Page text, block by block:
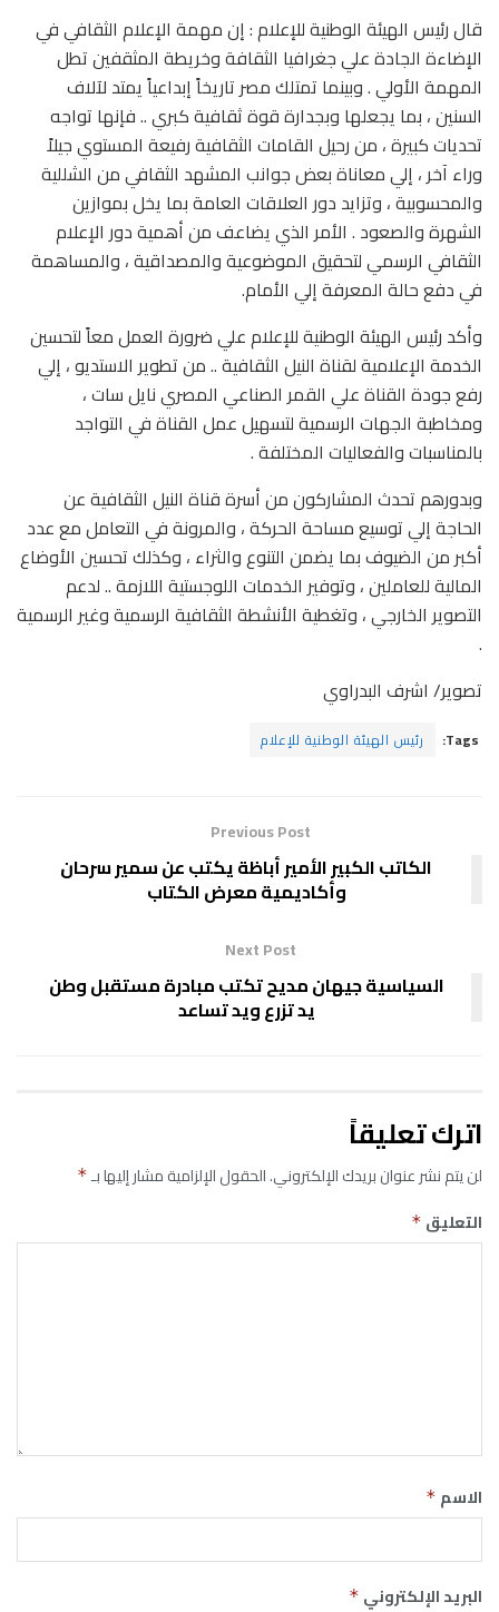
قال رئيس الهيئة الوطنية للإعلام : إن مهمة الإعلام الثقافي في
الإضاءة الجادة علي جغرافيا الثقافة وخريطة المثقفين تطل
المهمة الأولي . وبينما تمتلك مصر تاريخاً إبداعياً يمتد لآلاف
السنين ، بما يجعلها وبجدارة قوة ثقافية كبري .. فإنها تواجه
تحديات كبيرة ، من رحيل القامات الثقافية رفيعة المستوي جيلاً
وراء آخر ، إلي معاناة بعض جوانب المشهد الثقافي من الشللية
والمحسوبية ، وتزايد دور العلاقات العامة بما يخل بموازين
الشهرة والصعود . الأمر الذي يضاعف من أهمية دور الإعلام
الثقافي الرسمي لتحقيق الموضوعية والمصداقية ، والمساهمة
في دفع حالة المعرفة إلي الأمام.
وأكد رئيس الهيئة الوطنية للإعلام علي ضرورة العمل معاً لتحسين
الخدمة الإعلامية لقناة النيل الثقافية .. من تطوير الاستديو ، إلي
رفع جودة القناة علي القمر الصناعي المصري نايل سات ،
ومخاطبة الجهات الرسمية لتسهيل عمل القناة في التواجد
بالمناسبات والفعاليات المختلفة .
وبدورهم تحدث المشاركون من أسرة قناة النيل الثقافية عن
الحاجة إلي توسيع مساحة الحركة ، والمرونة في التعامل مع عدد
أكبر من الضيوف بما يضمن التنوع والثراء ، وكذلك تحسين الأوضاع
المالية للعاملين ، وتوفير الخدمات اللوجستية اللازمة .. لدعم
التصوير الخارجي ، وتغطية الأنشطة الثقافية الرسمية وغير الرسمية
.
تصوير/ اشرف البدراوي
Tags: رئيس الهيئة الوطنية للإعلام
Previous Post
الكاتب الكبير الأمير أباظة يكتب عن سمير سرحان
وأكاديمية معرض الكتاب
Next Post
السياسية جيهان مديح تكتب مبادرة مستقبل وطن
يد تزرع ويد تساعد
اترك تعليقاً
لن يتم نشر عنوان بريدك الإلكتروني.الحقول الإلزامية مشار إليها بـ*
التعليق *
الاسم *
البريد الإلكتروني *